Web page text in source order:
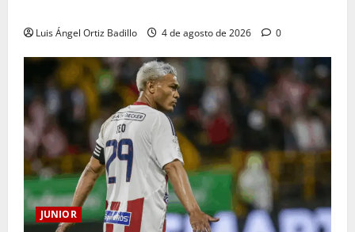
Luis Ángel Ortiz Badillo 4 de agosto de 2026 0
JUNIOR